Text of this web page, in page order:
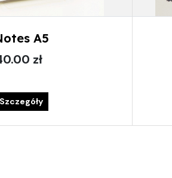
A5
zł
Szczegóły